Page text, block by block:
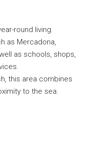
round living.
as Mercadona,
as schools, shops,
this area combines
to the sea.